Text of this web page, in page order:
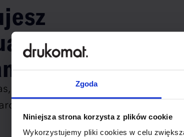
Zgoda
Niniejsza strona korzysta z plików cookie
Wykorzystujemy pliki cookies w celu
aby omówić